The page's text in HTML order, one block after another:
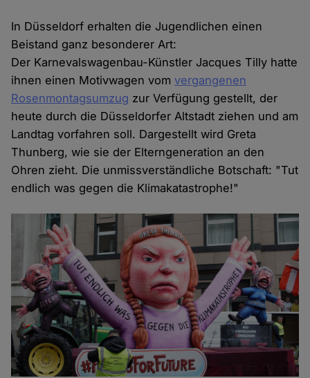
In Düsseldorf erhalten die Jugendlichen einen
Beistand ganz besonderer Art:
Der Karnevalswagenbau-Künstler Jacques Tilly hatte
ihnen einen Motivwagen vomvergangenen
Rosenmontagsumzug zur Verfügung gestellt, der
heute durch die Düsseldorfer Altstadt ziehen und am
Landtag vorfahren soll. Dargestellt wird Greta
Thunberg, wie sie der Elterngeneration an den
Ohren zieht. Die unmissverständliche Botschaft: "Tut
endlich was gegen die Klimakatastrophe!"